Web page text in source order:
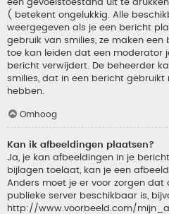
een gevoelstoestand uit te
( betekent ongelukkig. Alle
weergegeven als je een bericht
gebruik van smilies, ze maken
toe kan leiden dat een moderator
bericht verwijdert. De beheerder
smilies, dat in een bericht
hebben.
Omhoog
Kan ik afbeeldingen plaatsen?
Ja, je kan afbeeldingen in je
bijlagen toelaat, kan je een
Anders moet je er voor zorgen
publieke server beschikbaar is,
http://www.voorbeeld.com/